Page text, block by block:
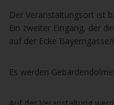
Der Veranstaltungsort ist
Ein zweiter Eingang, der
auf der Ecke
Es werden